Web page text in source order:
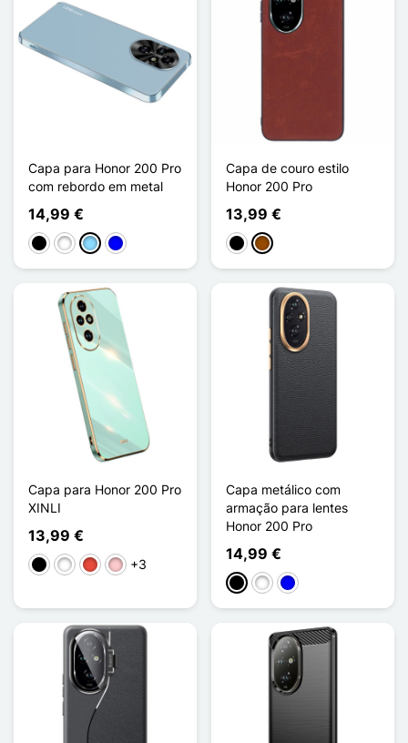
Capa para Honor 200 Pro
com rebordo em metal
14,99 €
PretoBrancoAzul Claro
Azul
Capa de couro estilo
Honor 200 Pro
13,99 €
PretoCastanho
Capa para Honor 200 Pro
XINLI
13,99 €
PretoBrancoVermelho
Rosa+3
Capa metálico com
armação para lentes
Honor 200 Pro
14,99 €
PretoBranco
Azul